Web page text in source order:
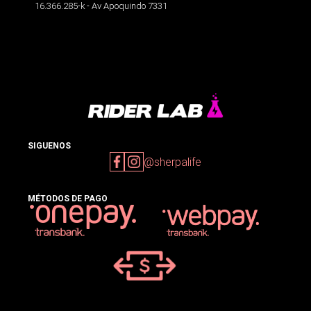
16.366.285-k - Av Apoquindo 7331
SIGUENOS
@sherpalife
MÉTODOS DE PAGO